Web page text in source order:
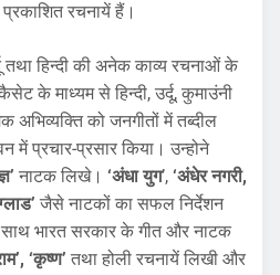
रचनायें हैं।
तथा हिन्दी की अनेक काव्य रचनाओं के
के माध्यम से हिन्दी, उर्दू, कुमाउंनी
अभिव्यक्ति को जनगीतों में तब्दील
में प्रचार-प्रसार किया। उन्होने
नाटक लिखे। ‘अंधा युग’, ‘अंधेर नगरी,
जैसे नाटकों का सफल निर्देशन
भारत सरकार के गीत और नाटक
‘कृष्ण’ तथा होली रचनायें लिखी और